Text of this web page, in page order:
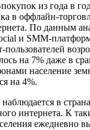
из года в
в оффлайн-
По данным
и SMM-
на 7% даже в
население
на 4%.
в
интернета. К
ежедневно